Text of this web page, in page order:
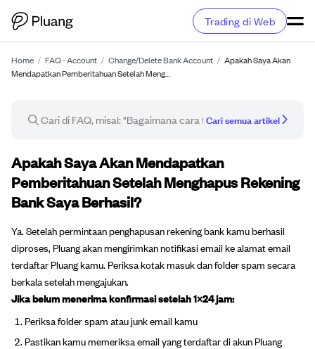
Trading di Web
Home / FAQ - Account / Change/Delete Bank Account / Apakah Saya Akan
Mendapatkan Pemberitahuan Setelah Meng…
Cari semua artikel
Artikel FAQ
Apakah Saya Akan Mendapatkan
Pemberitahuan Setelah Menghapus Rekening
Bank Saya Berhasil?
Ya. Setelah permintaan penghapusan rekening bank kamu berhasil
diproses, Pluang akan mengirimkan notifikasi email ke alamat email
terdaftar Pluang kamu. Periksa kotak masuk dan folder spam secara
berkala setelah mengajukan.
Jika belum menerima konfirmasi setelah 1×24 jam:
Periksa folder spam atau junk email kamu
Pastikan kamu memeriksa email yang terdaftar di akun Pluang